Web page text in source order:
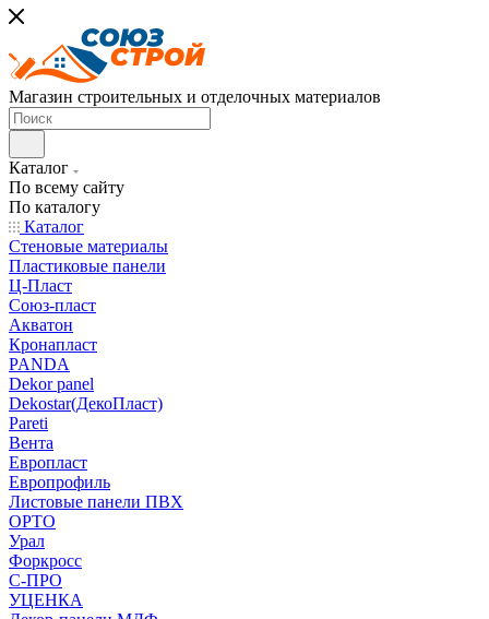
Магазин строительных и отделочных материалов
Каталог
По всему сайту
По каталогу
Каталог
Стеновые материалы
Пластиковые панели
Ц-Пласт
Союз-пласт
Акватон
Кронапласт
PANDA
Dekor panel
Dekostar(ДекоПласт)
Pareti
Вента
Европласт
Европрофиль
Листовые панели ПВХ
ОРТО
Урал
Форкросс
С-ПРО
УЦЕНКА